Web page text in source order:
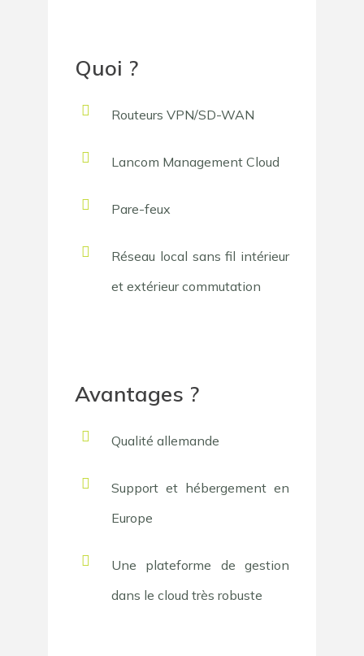
Quoi ?
Routeurs VPN/SD-WAN
Lancom Management Cloud
Pare-feux
Réseau local sans fil intérieur
et extérieur commutation
Avantages ?
Qualité allemande
Support et hébergement en
Europe
Une plateforme de gestion
dans le cloud très robuste